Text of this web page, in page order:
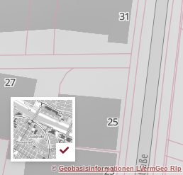
©Geobasisinformationen LVermGeo Rlp